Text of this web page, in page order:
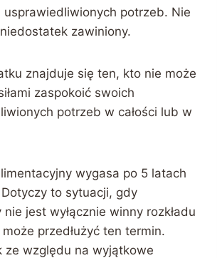
usprawiedliwionych potrzeb. Nie
zawiniony.
znajduje się ten, kto nie może
zaspokoić swoich
potrzeb w całości lub w
wygasa po 5 latach
to sytuacji, gdy
jest wyłącznie winny rozkładu
przedłużyć ten termin.
ze względu na wyjątkowe